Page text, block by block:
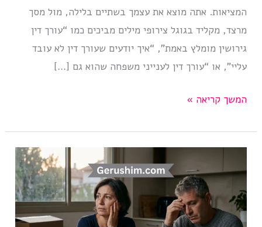
המציאות. אתה מוצא את עצמך בשתיים בלילה, מול מסך
מרצד, מקליד בגוגל צירופי מילים מביכים כמו “עורך דין
גירושין מומלץ באמת”, “איך יודעים שעורך דין לא עובד
עליי”, או “עורך דין לענייני משפחה שהוא גם […]
לבחור
דין
קורס
המשך קריאה »